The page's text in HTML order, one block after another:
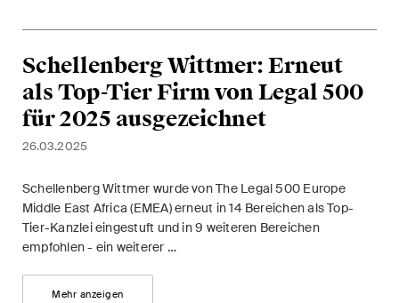
Schellenberg Wittmer: Erneut
als Top-Tier Firm von Legal 500
für 2025 ausgezeichnet
26.03.2025
Schellenberg Wittmer wurde von The Legal 500 Europe
Middle East Africa (EMEA) erneut in 14 Bereichen als Top-
Tier-Kanzlei eingestuft und in 9 weiteren Bereichen
empfohlen - ein weiterer …
Mehr anzeigen